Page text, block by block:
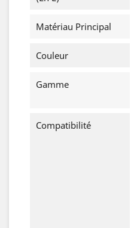
Matériau Principal
Couleur
Gamme
Compatibilité